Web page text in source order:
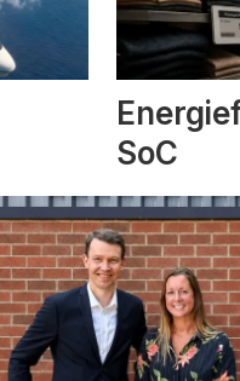
SoC